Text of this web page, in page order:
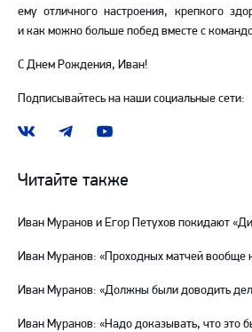
ему отличного настроения, крепкого
и как можно больше побед вместе с
С Днем Рождения, Иван!
Подписывайтесь на наши социальные сети:
Наша
ВКонтакте
Наш
в
Telegram
Наш
YouTube
Читайте также
Иван Муранов и Егор Петухов покидают
Иван Муранов: «Проходных матчей вообще
Иван Муранов: «Должны были доводить
Иван Муранов: «Надо доказывать, что это